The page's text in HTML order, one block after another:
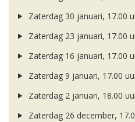
Zaterdag 30 januari, 17.00
Zaterdag 23 januari, 17.00
Zaterdag 16 januari, 17.00
Zaterdag 9 januari, 17.00
Zaterdag 2 januari, 18.00
Zaterdag 26 december,